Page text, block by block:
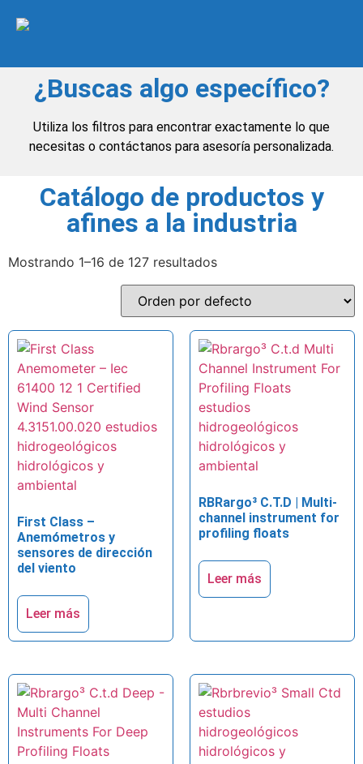
¿Buscas algo específico?
Utiliza los filtros para encontrar exactamente lo que
necesitas o contáctanos para asesoría personalizada.
Catálogo de productos y
afines a la industria
Mostrando 1–16 de 127 resultados
First Class –
Anemómetros y
sensores de dirección
del viento
Leer más
RBRargo³ C.T.D | Multi-
channel instrument for
profiling floats
Leer más